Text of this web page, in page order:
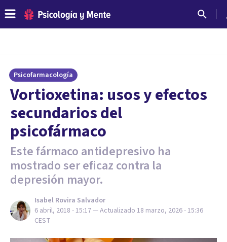
Psicofarmacología
Vortioxetina: usos y efectos
secundarios del
psicofármaco
Este fármaco antidepresivo ha
mostrado ser eficaz contra la
depresión mayor.
Isabel Rovira Salvador
6 abril, 2018 - 15:17— Actualizado 18 marzo, 2026 - 15:36
CEST